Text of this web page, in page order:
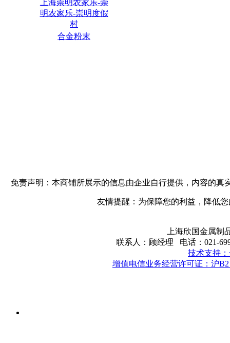
上海崇明农家乐-崇
明农家乐-崇明度假
村
合金粉末
免责声明：本商铺所展示的信息由企业自行提供，内容的
友情提醒：为保障您的利益，降低
上海欣国金属
联系人：顾经理 电话：021-
技术支持
增值电信业务经营许可证：沪